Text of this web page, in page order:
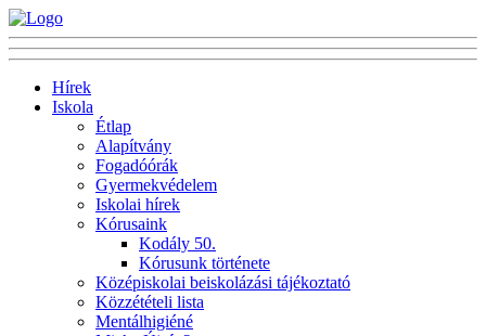
Hírek
Iskola
Étlap
Alapítvány
Fogadóórák
Gyermekvédelem
Iskolai hírek
Kórusaink
Kodály 50.
Kórusunk története
Középiskolai beiskolázási tájékoztató
Közzétételi lista
Mentálhigiéné